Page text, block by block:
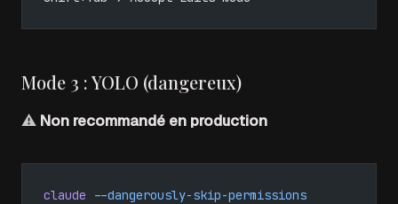
Mode 3 : YOLO (dangereux)
⚠️ Non recommandé en production
claude --dangerously-skip-permissions